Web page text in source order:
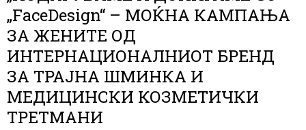
„FaceDesign“ – МОЌНА КАМПАЊА
ЗА ЖЕНИТЕ ОД
ИНТЕРНАЦИОНАЛНИОТ БРЕНД
ЗА ТРАЈНА ШМИНКА И
МЕДИЦИНСКИ КОЗМЕТИЧКИ
ТРЕТМАНИ